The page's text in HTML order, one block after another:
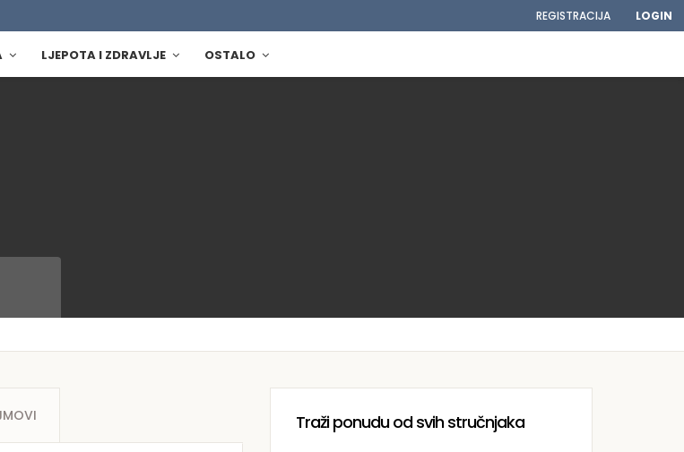
REGISTRACIJA LOGIN
LJEPOTA I ZDRAVLJE OSTALO
Traži ponudu od svih stručnjaka